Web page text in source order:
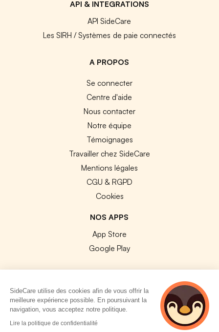
API & INTEGRATIONS
API SideCare
Les SIRH / Systèmes de paie connectés
A PROPOS
Se connecter
Centre d'aide
Nous contacter
Notre équipe
Témoignages
Travailler chez SideCare
Mentions légales
CGU & RGPD
Cookies
NOS APPS
App Store
Google Play
© 2026 SideCare. Tous droits réservés.
SideCare utilise des cookies afin de vous offrir la
meilleure expérience possible. En poursuivant la
navigation, vous acceptez notre politique.
Lire la politique de confidentialité
3 personnes
consultent